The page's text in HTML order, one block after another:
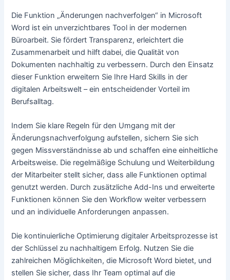
Die Funktion „Änderungen nachverfolgen“ in Microsoft
Word ist ein unverzichtbares Tool in der modernen
Büroarbeit. Sie fördert Transparenz, erleichtert die
Zusammenarbeit und hilft dabei, die Qualität von
Dokumenten nachhaltig zu verbessern. Durch den Einsatz
dieser Funktion erweitern Sie Ihre Hard Skills in der
digitalen Arbeitswelt – ein entscheidender Vorteil im
Berufsalltag.
Indem Sie klare Regeln für den Umgang mit der
Änderungsnachverfolgung aufstellen, sichern Sie sich
gegen Missverständnisse ab und schaffen eine einheitliche
Arbeitsweise. Die regelmäßige Schulung und Weiterbildung
der Mitarbeiter stellt sicher, dass alle Funktionen optimal
genutzt werden. Durch zusätzliche Add-Ins und erweiterte
Funktionen können Sie den Workflow weiter verbessern
und an individuelle Anforderungen anpassen.
Die kontinuierliche Optimierung digitaler Arbeitsprozesse ist
der Schlüssel zu nachhaltigem Erfolg. Nutzen Sie die
zahlreichen Möglichkeiten, die Microsoft Word bietet, und
stellen Sie sicher, dass Ihr Team optimal auf die